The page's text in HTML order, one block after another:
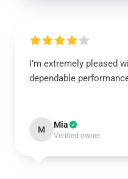
I’m extremely pleased
dependable
M Mia
Verified owner